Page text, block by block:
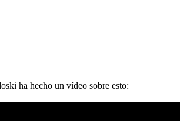
ha hecho un vídeo sobre esto: